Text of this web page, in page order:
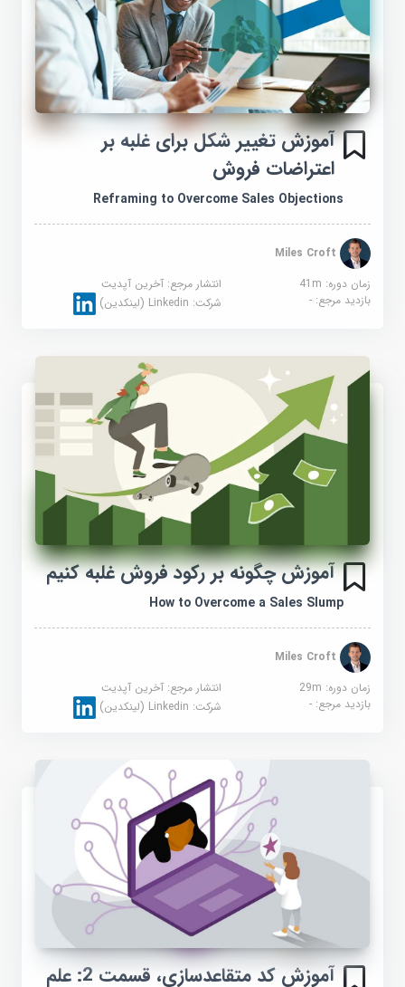
آموزش تغییر شکل برای غلبه بر
اعتراضات فروش
Reframing to Overcome Sales Objections
Miles Croft
زمان دوره: 41m
انتشار مرجع:آخرین آپدیت
بازدید مرجع:- شرکت:Linkedin (لینکدین)
آموزش چگونه بر رکود فروش غلبه کنیم
How to Overcome a Sales Slump
Miles Croft
زمان دوره: 29m
انتشار مرجع:آخرین آپدیت
بازدید مرجع:- شرکت:Linkedin (لینکدین)
آموزش کد متقاعدسازی، قسمت 2: علم